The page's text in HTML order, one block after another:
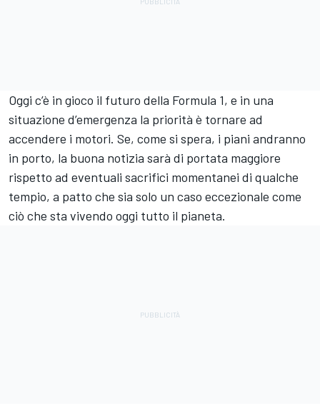
Oggi c’è in gioco il futuro della Formula 1, e in una
situazione d’emergenza la priorità è tornare ad
accendere i motori. Se, come si spera, i piani andranno
in porto, la buona notizia sarà di portata maggiore
rispetto ad eventuali sacrifici momentanei di qualche
tempio, a patto che sia solo un caso eccezionale come
ciò che sta vivendo oggi tutto il pianeta.